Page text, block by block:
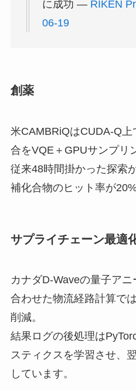
に成功 — RIKEN
06-19
創薬
米CAMBRiQはCUDA-Q
合をVQE＋GPUサンプリ
従来48時間掛かった探索
補化合物のヒット率が
サプライチェーン最適
カナダD-Waveの量子ア
合わせた物流経路計算で
削減。
結果ログの後処理は
スティクスを学習させ、
しています。